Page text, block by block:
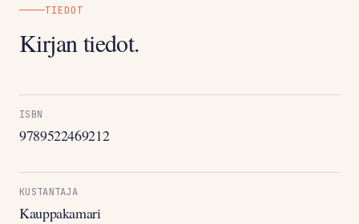
TIEDOT
Kirjan tiedot.
ISBN
9789522469212
KUSTANTAJA
Kauppakamari